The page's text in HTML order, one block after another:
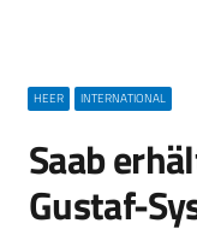
HEER INTERNATIONAL
Saab
Gustaf-